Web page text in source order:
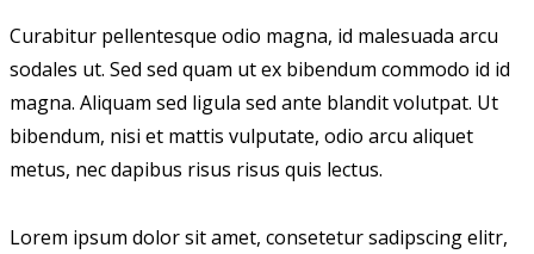
Curabitur pellentesque odio magna, id malesuada arcu
sodales ut. Sed sed quam ut ex bibendum commodo id id
magna. Aliquam sed ligula sed ante blandit volutpat. Ut
bibendum, nisi et mattis vulputate, odio arcu aliquet
metus, nec dapibus risus risus quis lectus.
Lorem ipsum dolor sit amet, consetetur sadipscing elitr,